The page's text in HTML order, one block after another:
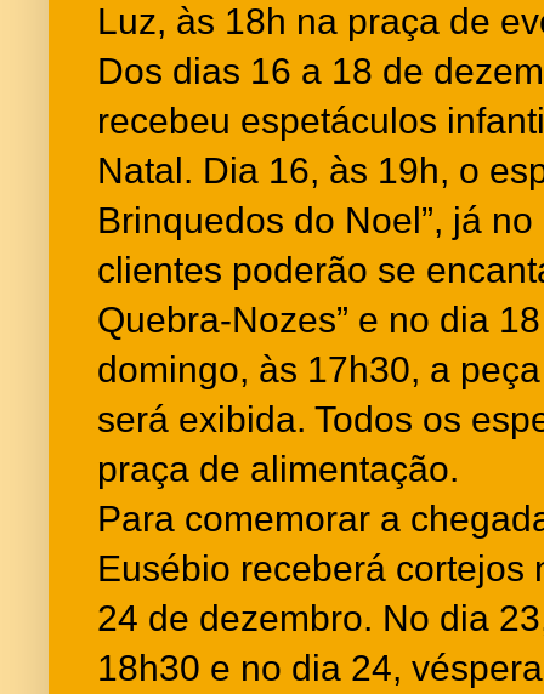
Luz, às 18h na praça de
Dos dias 16 a 18 de
recebeu espetáculos
Natal. Dia 16, às 19h, o
Brinquedos do Noel”, já
clientes poderão se
Quebra-Nozes” e no dia
domingo, às 17h30, a
será exibida. Todos os
praça de alimentação.
Para comemorar a
Eusébio receberá cortejos
24 de dezembro. No dia
18h30 e no dia 24,